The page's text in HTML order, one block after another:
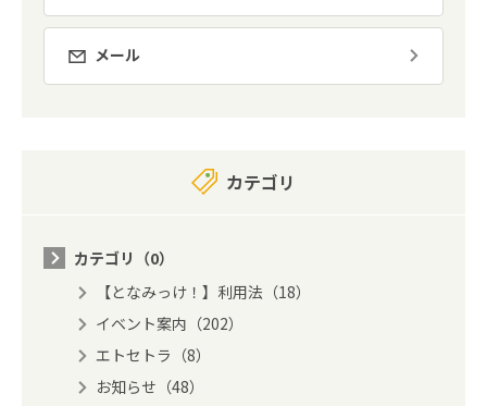
メール
カテゴリ
カテゴリ（0）
【となみっけ！】利用法（18）
イベント案内（202）
エトセトラ（8）
お知らせ（48）